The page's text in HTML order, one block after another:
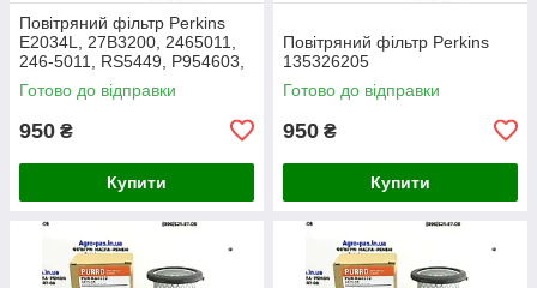
Повітряний фільтр Perkins
E2034L, 27B3200, 2465011,
246-5011, RS5449, P954603,
AF26659, 49205, SA16350,
915-851, 20000-13715
Готово до відправки
950 ₴
Купити
Повітряний фільтр Perkins
135326205
Готово до відправки
950 ₴
Купити